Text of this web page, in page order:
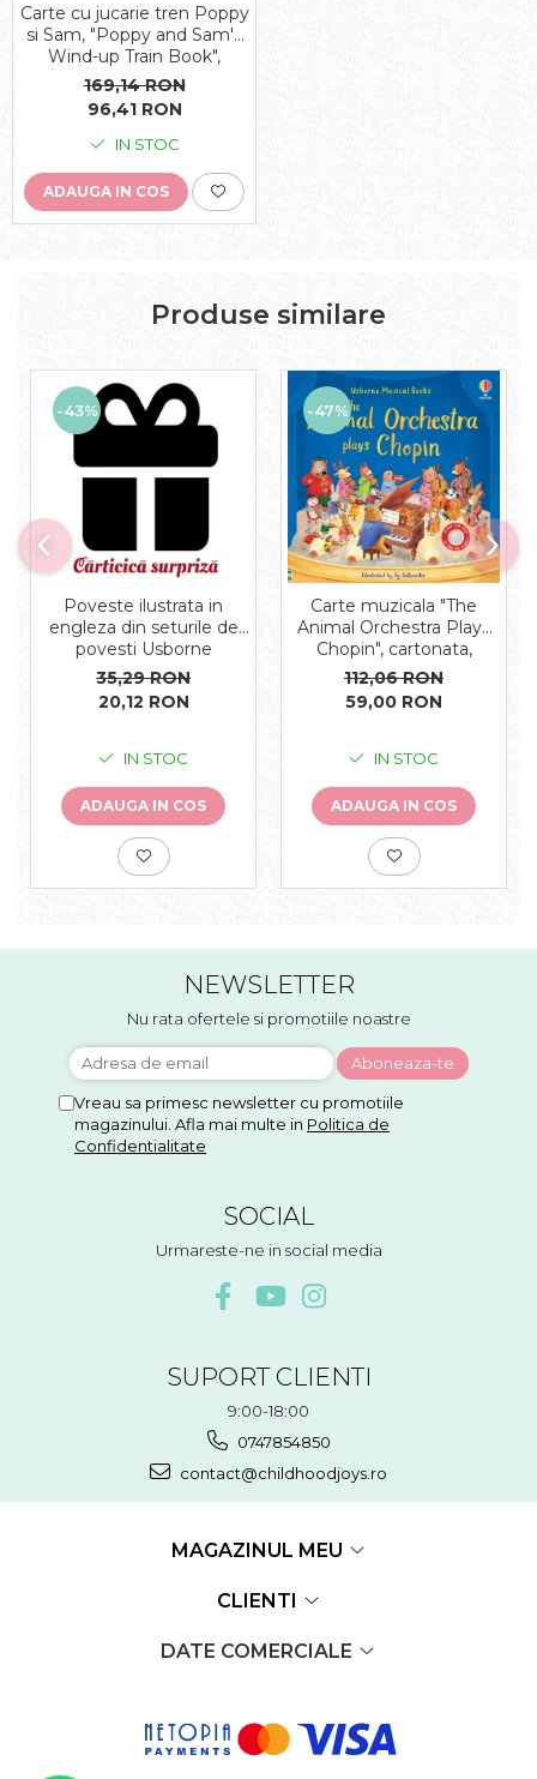
Carte cu jucarie tren Poppy
si Sam, "Poppy and Sam's
Wind-up Train Book",
Usborne
169,14 RON
96,41 RON
IN STOC
ADAUGA IN COS
Produse similare
-43%
Poveste ilustrata in
engleza din seturile de
povesti Usborne
35,29 RON
20,12 RON
IN STOC
ADAUGA IN COS
-47%
Carte muzicala "The
Animal Orchestra Plays
Chopin", cartonata,
Usborne
112,06 RON
59,00 RON
IN STOC
ADAUGA IN COS
NEWSLETTER
Nu rata ofertele si promotiile noastre
Vreau sa primesc newsletter cu promotiile
magazinului. Afla mai multe in Politica de
Confidentialitate
SOCIAL
Urmareste-ne in social media
SUPORT CLIENTI
9:00-18:00
0747854850
contact@childhoodjoys.ro
MAGAZINUL MEU
CLIENTI
DATE COMERCIALE